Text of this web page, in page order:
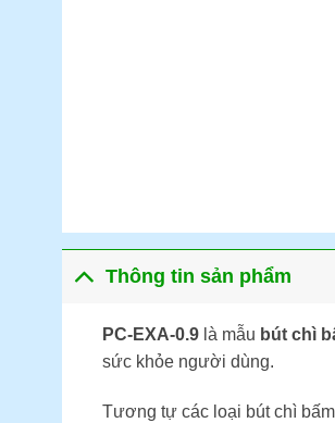
Thông tin sản phẩm
PC-EXA-0.9là mẫu bút chì
sức khỏe người dùng.
Tương tự các loại bút chì